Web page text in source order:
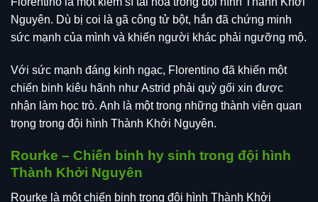
Nguyên. Dù bị coi là gã công tử bột, hắn đã chứng minh
sức mạnh của mình và khiến người khác phải ngưỡng mộ.
Với sức mạnh đáng kinh ngạc, Florentino đã khiến một
chiến binh kiêu hãnh như Astrid phải quỳ gối xin được
nhận làm học trò. Anh là một trong những thành viên quan
trọng trong đội hình Thành Khởi Nguyên.
Rourke – Chiến binh hy sinh trong đội hình
Thành Khởi Nguyên
Rourke là một chiến binh trong đội hình Thành Khởi